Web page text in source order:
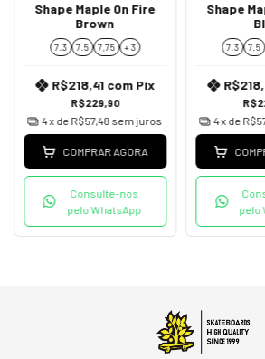
Shape Maple On Fire
Brown
7.3 7.5 7,75 + 3
R$229,90
R$218,41 com Pix
4x de R$57,48 sem juros
COMPRAR AGORA
Consulte-nos
pelo WhatsApp
Shape
7.3 7.5
4x de
pelo